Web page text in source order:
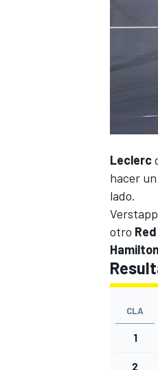
Leclerc
hacer
lado.
otro
Hamilton
CLA
1
2